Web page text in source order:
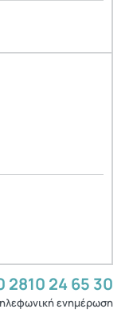
2810 24 65 30
ενημέρωση